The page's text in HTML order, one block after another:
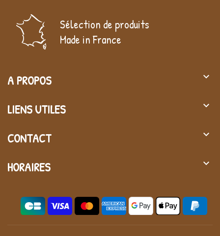
Sélection de produits
Made in France
A PROPOS keyboard_arrow_down
LIENS UTILES keyboard_arrow_down
CONTACT keyboard_arrow_down
HORAIRES keyboard_arrow_down